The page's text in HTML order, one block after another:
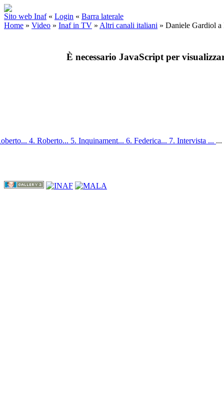
Sito web Inaf « Login « Barra laterale
Home » Video » Inaf in TV » Altri canali italiani » Daniele Gardiol
È necessario JavaScript per
4. Roberto... 5. Inquinament... 6. Federica... 7. Intervista ... ...